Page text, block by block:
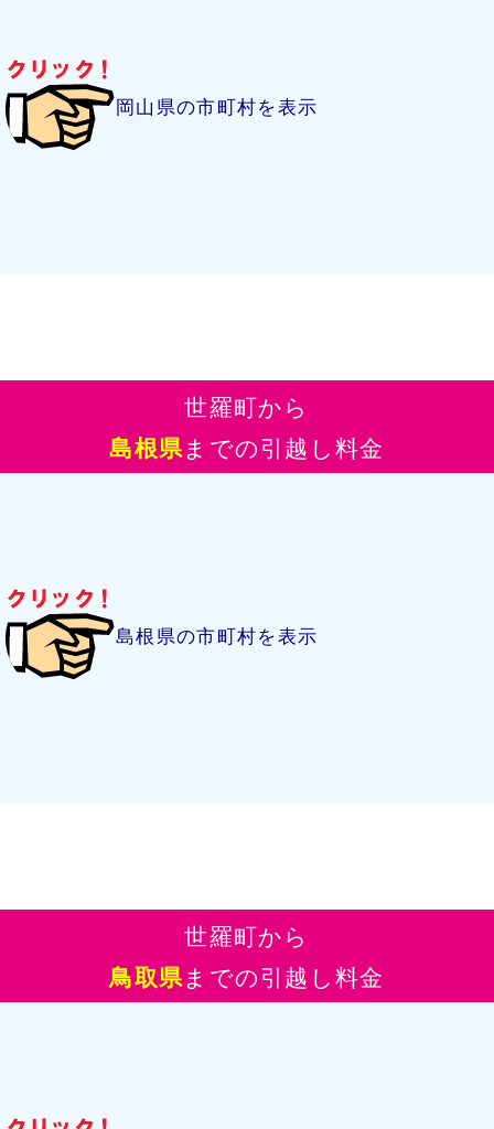
岡山県の市町村を表示
世羅町から
島根県までの引越し料金
島根県の市町村を表示
世羅町から
鳥取県までの引越し料金